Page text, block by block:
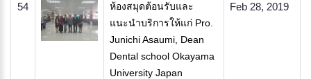
54
ห้องสมุดต้อนรับและ
แนะนำบริการให้แก่ Pro.
Junichi Asaumi, Dean
Dental school Okayama
University Japan
Feb 28, 2019